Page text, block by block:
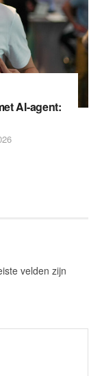
AI-agent:
velden zijn